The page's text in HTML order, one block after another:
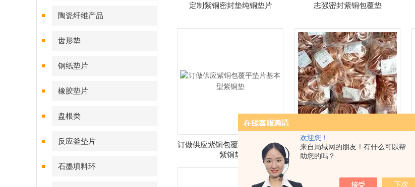
欢迎您！
来自局域网的朋友！有什么可以帮
助您的吗？
陶瓷纤维产品
齿形垫
钢纸垫片
橡胶垫片
盘根类
反应釜垫片
石墨填料环
定制紫铜密封垫纯铜垫片 志强密封紫铜包覆垫
订做供应紫铜包覆平垫片基本型
紫铜垫
订做纯铜耐高温紫铜包覆垫片